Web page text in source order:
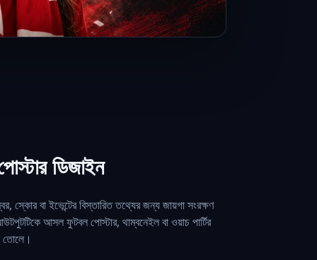
ডিজাইন
স্কোর বা ইভেন্টের বিস্তারিত তথ্যের জন্য জায়গা সংরক্ষণ
আসল ফুটবল পোস্টার, থাম্বনেইল বা ওয়াচ পার্টির
তোলে।